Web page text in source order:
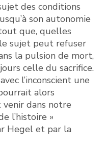
des conditions
son autonomie
que, quelles
sujet peut refuser
la pulsion de mort,
celle du sacrifice.
l’inconscient une
alors
dans notre
l’histoire »
Hegel et par la